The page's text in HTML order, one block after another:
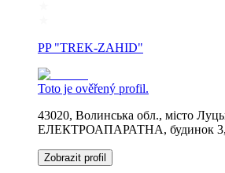
PP "TREK-ZAHID"
Toto je ověřený profil.
43020, Волинська обл., місто
ЕЛЕКТРОАПАРАТНА, будинок 3,
Zobrazit profil